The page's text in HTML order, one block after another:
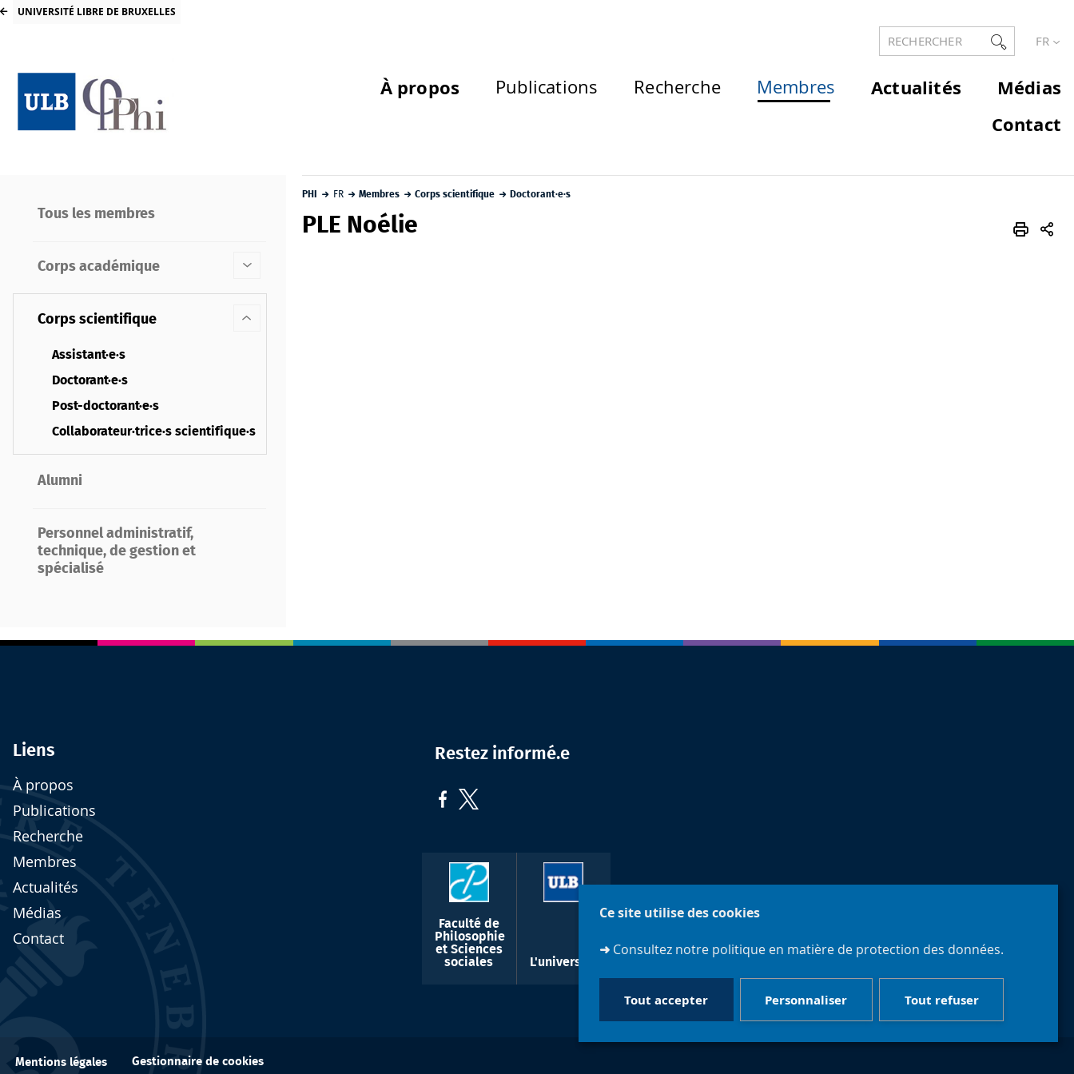
Ce site utilise des cookies
➜ Consultez notre politique en matière de protection des données.
Tout accepter Tout refuser
Personnaliser
UNIVERSITÉ LIBRE DE BRUXELLES
RECHERCHER FR
À propos Publications Recherche Membres Actualités
Médias
Contact
Tous les membres
Corps académique
Corps scientifique
Assistant·e·s
Doctorant·e·s
Post-doctorant·e·s
Collaborateur·trice·s scientifique·s
Alumni
Personnel administratif,
technique, de gestion et
spécialisé
PHI FR Membres Corps scientifique Doctorant·e·s
PLE Noélie
Liens
À propos
Publications
Recherche
Membres
Actualités
Médias
Contact
Restez informé.e
Faculté de
Philosophie
et Sciences
sociales
L'université
Mentions légales Gestionnaire de cookies